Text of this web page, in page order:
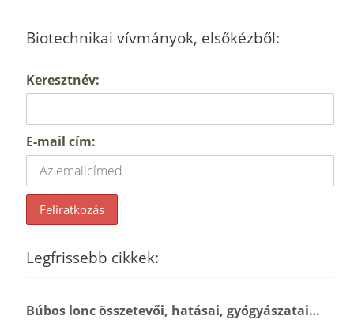
Biotechnikai vívmányok, elsőkézből:
Keresztnév:
E-mail cím:
Legfrissebb cikkek:
Búbos lonc összetevői, hatásai, gyógyászatai…